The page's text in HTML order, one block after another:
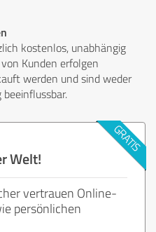
kostenlos, unabhängig
Kunden erfolgen
werden und sind weder
Welt!
vertrauen Online-
persönlichen